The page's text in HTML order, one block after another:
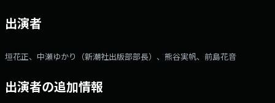
▼10:38 【私の好きな歌】 あなたの思い出のエピソードと共に、リクエ
スト曲をおかけします。 ▼10:50 【エンディング】 プレゼント当選者
（新潮社出版部部長） 〇アシスタント ：熊谷実帆 〇レポータ
ー ：前島花音 〇ゲスト ：日替わり ●メールアドレス：
●X（旧twitter）ハッシュタグ：#垣花正ハッピー番組ホームページはこち
出演者
垣花正、中瀬ゆかり（新潮社出版部部長）、熊谷実帆、前島花音
出演者の追加情報